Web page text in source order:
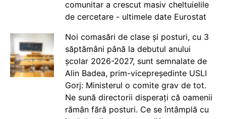
comunitar a crescut masiv cheltuielile
de cercetare - ultimele date Eurostat
Noi comasări de clase și posturi, cu 3
săptămâni până la debutul anului
școlar 2026-2027, sunt semnalate de
Alin Badea, prim-vicepreședinte USLI
Gorj: Ministerul o comite grav de tot.
Ne sună directorii disperați că oamenii
rămân fără posturi. Ce se întâmplă cu